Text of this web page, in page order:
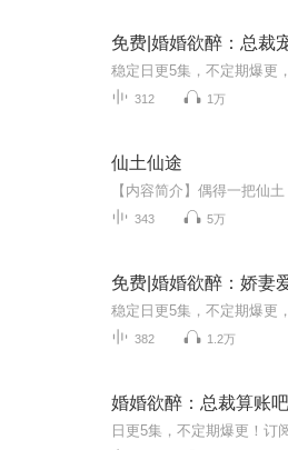
312 1万
仙土仙途
343 5万
382 1.2万